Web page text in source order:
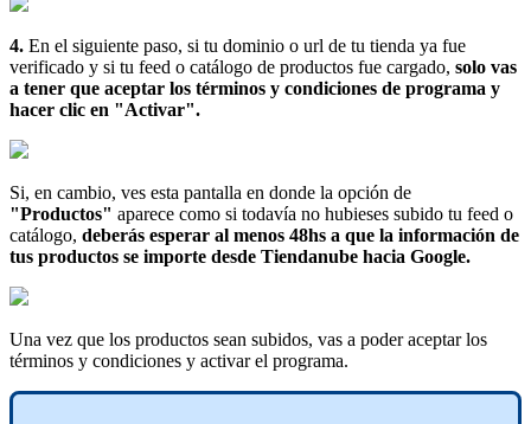
4. En el siguiente paso, si tu dominio o url de tu tienda ya fue
verificado y si tu feed o catálogo de productos fue cargado, solo vas
a tener que aceptar los términos y condiciones de programa y
hacer clic en "Activar".
Si, en cambio, ves esta pantalla en donde la opción de
"Productos" aparece como si todavía no hubieses subido tu feed o
catálogo, deberás esperar al menos 48hs a que la información de
tus productos se importe desde Tiendanube hacia Google.
Una vez que los productos sean subidos, vas a poder aceptar los
términos y condiciones y activar el programa.